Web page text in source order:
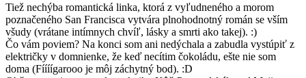
Tiež nechýba romantická linka, ktorá z vyľudneného a morom
poznačeného San Francisca vytvára plnohodnotný román se vším
všudy (vrátane intímnych chvíľ, lásky a smrti ako takej). :)
Čo vám poviem? Na konci som ani nedýchala a zabudla vystúpiť z
električky v domnienke, že keď necítim čokoládu, ešte nie som
doma (Fíííígarooo je môj záchytný bod). :D